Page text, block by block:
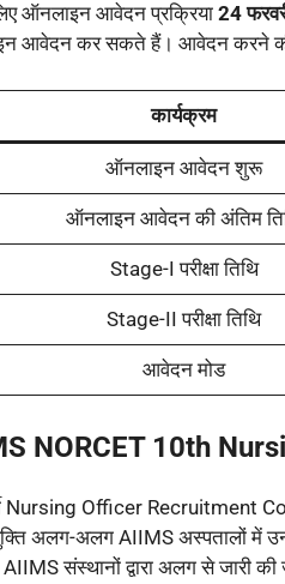
ऑनलाइन आवेदन प्रक्रिया24
आवेदन कर सकते हैं। आवेदन करने
कार्यक्रम
ऑनलाइन आवेदन शुरू
ऑनलाइन आवेदन की अंतिम
Stage-I परीक्षा तिथि
Stage-II परीक्षा तिथि
आवेदन मोड
NORCET 10th
Nursing Officer Recruitment
अलग-अलग AIIMS अस्पतालों में
संस्थानों द्वारा अलग से जारी की